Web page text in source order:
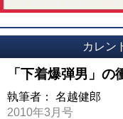
カレン
「下着爆弾男」の
執筆者： 名越健郎
2010年3月号